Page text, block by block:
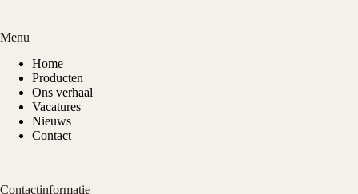
Menu
Home
Producten
Ons verhaal
Vacatures
Nieuws
Contact
Contactinformatie